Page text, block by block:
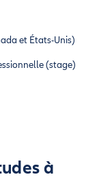
et États-Unis)
(stage)
à